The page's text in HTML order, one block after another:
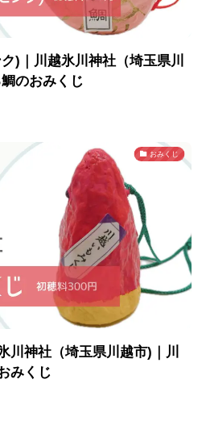
)｜川越氷川神社（埼玉県川
のおみくじ
おみくじ
川神社（埼玉県川越市)｜川
みくじ